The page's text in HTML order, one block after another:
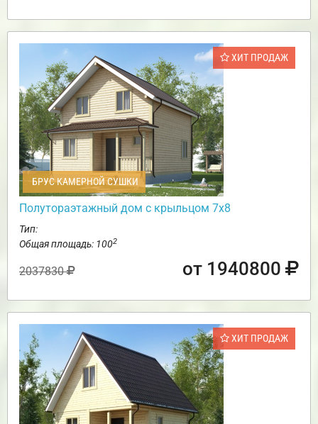
ХИТ ПРОДАЖ
БРУС КАМЕРНОЙ СУШКИ
Полутораэтажный дом с крыльцом 7х8
Тип:
Общая площадь: 1002
2037830 от 1940800
ХИТ ПРОДАЖ